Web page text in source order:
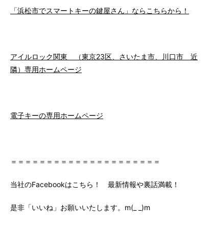
「浜松市でスマートキーの鍵屋さん」ならこちらから！
アイルロック関東 （東京23区、さいたま市、川口市 近
隣）専用ホームページ
電子キーの専用ホームページ
＝＝＝＝＝＝＝＝＝＝＝＝＝＝＝＝＝＝＝＝＝
当社のFacebookはこちら！ 最新情報や裏話満載！
是非「いいね」お願いいたします。m(_ _)m